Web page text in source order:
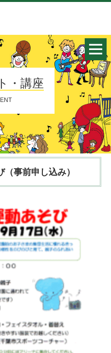
・講座
事前申し込み）